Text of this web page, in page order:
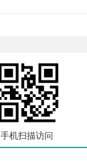
手机扫描访问